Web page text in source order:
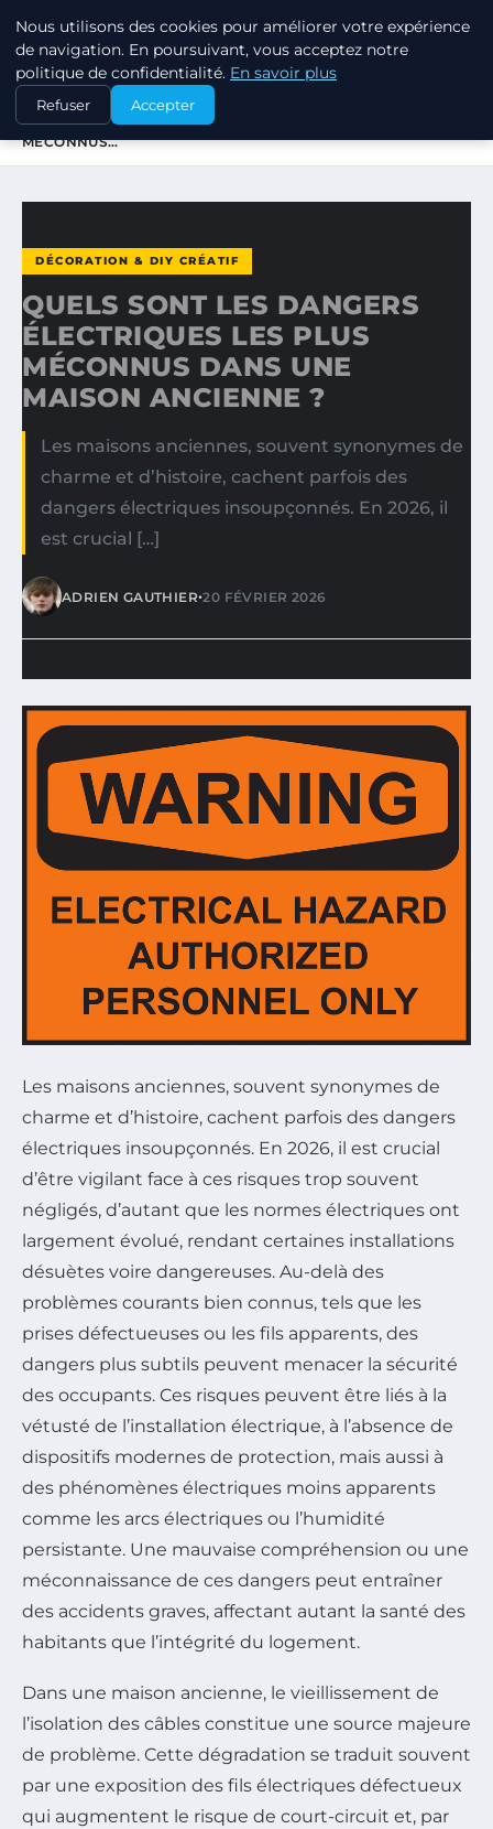
JARDINOTOP
ACCUEIL
DÉCORATION & DIY CRÉATIF
QUELS SONT LES DANGERS ÉLECTRIQUES LES PLUS
MÉCONNUS…
DÉCORATION & DIY CRÉATIF
QUELS SONT LES DANGERS
ÉLECTRIQUES LES PLUS
MÉCONNUS DANS UNE
MAISON ANCIENNE ?
Les maisons anciennes, souvent synonymes de
charme et d’histoire, cachent parfois des
dangers électriques insoupçonnés. En 2026, il
est crucial […]
ADRIEN GAUTHIER•20 FÉVRIER 2026
Les maisons anciennes, souvent synonymes de
charme et d’histoire, cachent parfois des dangers
électriques insoupçonnés. En 2026, il est crucial
d’être vigilant face à ces risques trop souvent
négligés, d’autant que les normes électriques ont
largement évolué, rendant certaines installations
désuètes voire dangereuses. Au-delà des
problèmes courants bien connus, tels que les
prises défectueuses ou les fils apparents, des
dangers plus subtils peuvent menacer la sécurité
des occupants. Ces risques peuvent être liés à la
vétusté de l’installation électrique, à l’absence de
dispositifs modernes de protection, mais aussi à
des phénomènes électriques moins apparents
comme les arcs électriques ou l’humidité
persistante. Une mauvaise compréhension ou une
méconnaissance de ces dangers peut entraîner
des accidents graves, affectant autant la santé des
habitants que l’intégrité du logement.
Dans une maison ancienne, le vieillissement de
l’isolation des câbles constitue une source majeure
de problème. Cette dégradation se traduit souvent
par une exposition des fils électriques défectueux
qui augmentent le risque de court-circuit et, par
Nous utilisons des cookies pour améliorer votre expérience
de navigation. En poursuivant, vous acceptez notre
politique de confidentialité. En savoir plus
Refuser Accepter